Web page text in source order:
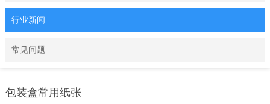
行业新闻
常见问题
包装盒常用纸张